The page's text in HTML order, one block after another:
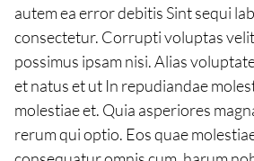
autem ea error debitis Sint sequi
consectetur. Corrupti voluptas
possimus ipsam nisi. Alias
et natus et ut In repudiandae
molestiae et. Quia asperiores
rerum qui optio. Eos quae